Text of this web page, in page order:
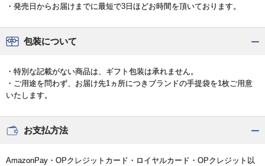
・発売日からお届けまでに最短で3日ほどお時間を頂いております。
包装について
・特別な記載がない商品は、ギフト包装は承れません。
・ご用途を問わず、お届け先1ヵ所につきブランドの手提袋を1枚ご用意
いたします。
お支払方法
AmazonPay・OPクレジットカード・ロイヤルカード・OPクレジット以